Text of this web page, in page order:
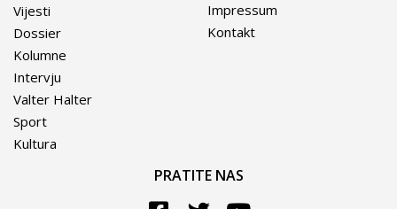
Vijesti
Dossier
Kolumne
Intervju
Valter Halter
Sport
Kultura
Impressum
Kontakt
PRATITE NAS